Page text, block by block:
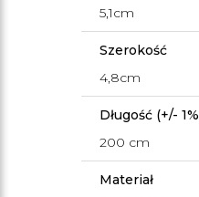
5,1cm
Szerokość
4,8cm
Długość (+/-
200 cm
Materiał